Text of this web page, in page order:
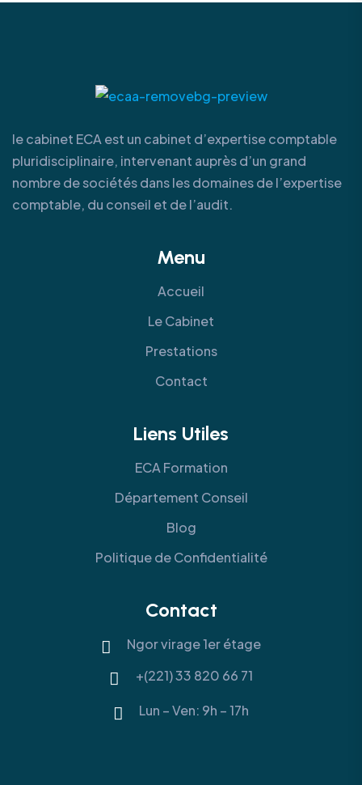
le cabinet ECA est un cabinet d’expertise comptable
pluridisciplinaire, intervenant auprès d’un grand
nombre de sociétés dans les domaines de l’expertise
comptable, du conseil et de l’audit.
Menu
Accueil
Le Cabinet
Prestations
Contact
Liens Utiles
ECA Formation
Département Conseil
Blog
Politique de Confidentialité
Contact
Ngor virage 1er étage
+(221) 33 820 66 71
Lun – Ven: 9h – 17h